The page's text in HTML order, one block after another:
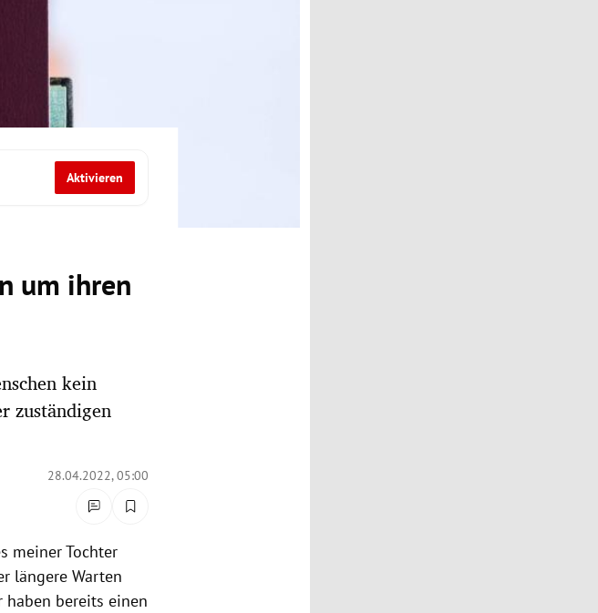
Aktivieren
um ihren
kein
zuständigen
28.04.2022, 05:00
meiner Tochter
längere Warten
haben bereits einen